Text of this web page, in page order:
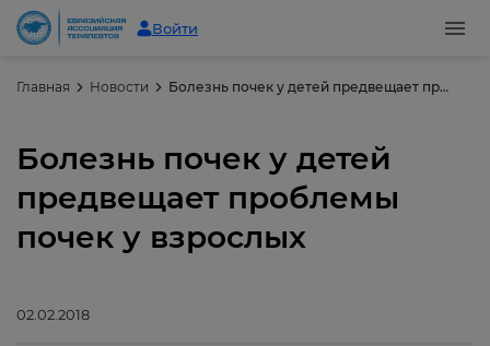
Войти
Главная Новости Болезнь почек у детей предвещает проблемы почек у взрослых
Болезнь почек у детей
предвещает проблемы
почек у взрослых
02.02.2018